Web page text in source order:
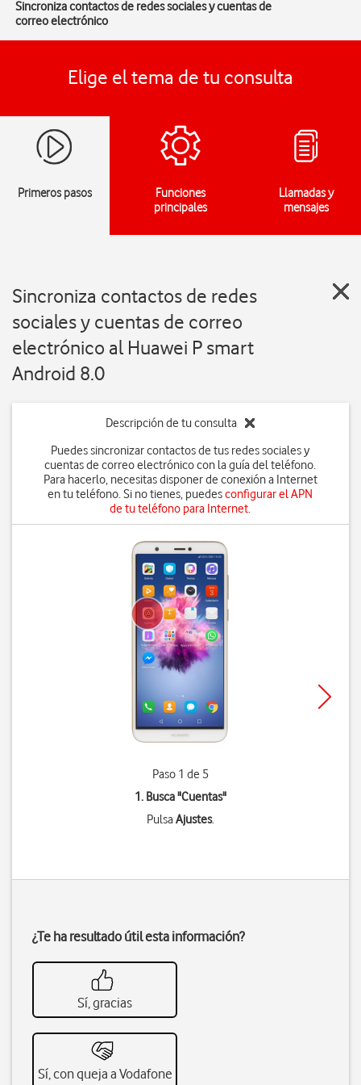
Sincroniza contactos de redes sociales y cuentas de
correo electrónico
Elige el tema de tu consulta
Primeros pasos
Funciones
principales
Llamadas y
mensajes
Sincroniza contactos de redes
sociales y cuentas de correo
electrónico al Huawei P smart
Android 8.0
Descripción de tu consulta
Puedes sincronizar contactos de tus redes sociales y
cuentas de correo electrónico con la guía del teléfono.
Para hacerlo, necesitas disponer de conexión a Internet
en tu teléfono. Si no tienes, puedesconfigurar el APN
de tu teléfono para Internet.
Paso 1 de 5
1. Busca "Cuentas"
PulsaAjustes.
¿Te ha resultado útil esta información?
Sí, gracias
Sí, con queja a Vodafone